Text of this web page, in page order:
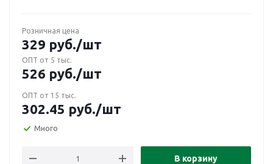
Розничная цена
329 руб./шт
ОПТ от 5 тыс.
526 руб./шт
ОПТ от 15 тыс.
302.45 руб./шт
Много
В корзину